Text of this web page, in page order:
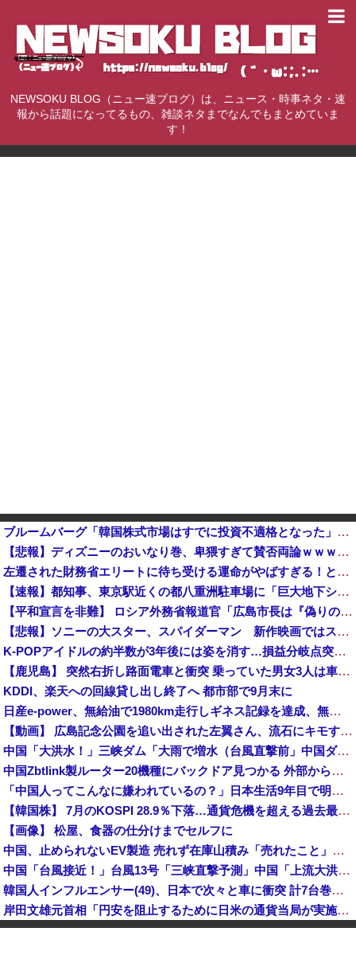
NEWSOKU BLOG（ニュー速ブログ）は、ニュース・時事ネタ・速
報から話題になってるもの、雑談ネタまでなんでもまとめていま
す！
ブルームバーグ「韓国株式市場はすでに投資不適格となった」→韓国財務相「韓国経済は絶好調！ 韓国市場は安泰!!」……まあ、うん。国外からどう認識されているのかって問題だから……さ
【悲報】ディズニーのおいなり巻、卑猥すぎて賛否両論ｗｗｗｗｗｗｗｗ
左遷された財務省エリートに待ち受ける運命がやばすぎる！と話題に、経歴自体はとんでもないものだが……
【速報】都知事、東京駅近くの都八重洲駐車場に「巨大地下シェルター」整備を正式表明他
【平和宣言を非難】 ロシア外務省報道官「広島市長は『偽りの呪文』繰り返している」
【悲報】ソニーの大スター、スパイダーマン 新作映画ではスマホはXperiaではなくGalaxyを使用
K-POPアイドルの約半数が3年後には姿を消す…損益分岐点突破は4％未満
【鹿児島】 突然右折し路面電車と衝突 乗っていた男女3人は車を放置しダッシュで逃走中
KDDI、楽天への回線貸し出し終了へ 都市部で9月末に
日産e-power、無給油で1980km走行しギネス記録を達成、無駄な発電や送電ロスなくEVよりエコを証明
【動画】 広島記念公園を追い出された左翼さん、流石にキモすぎて炎上
中国「大洪水！」三峡ダム「大雨で増水（台風直撃前」中国ダム「緊急放流！」中国鉄道「列車が走行中に流される」中国避難所「支援物資は有料です」謎の勢力「え」→
中国Zbtlink製ルーター20機種にバックドア見つかる 外部から完全制御のおそれ
「中国人ってこんなに嫌われているの？」日本生活9年目で明かす本心！
【韓国株】 7月のKOSPI 28.9％下落…通貨危機を超える過去最大の下げ幅
【画像】 松屋、食器の仕分けまでセルフに
中国、止められないEV製造 売れず在庫山積み「売れたこと」にして補助金を騙し取る事案を思いつきが横行
中国「台風接近！」台風13号「三峡直撃予測」中国「上流大洪水！（三峡上流」中国都市「8/5の映像（動画」三峡ダム「緊急放流（決壊危機」中国「下流大水害（震え声」→
韓国人インフルエンサー(49)、日本で次々と車に衝突 計7台巻き込み 八王子
岸田文雄元首相「円安を阻止するために日米の通貨当局が実施した為替介入は一時しのぎに過ぎない」
中国とロシア海軍艦艇4隻が日本列島を一周…防衛省が全航路を公開！